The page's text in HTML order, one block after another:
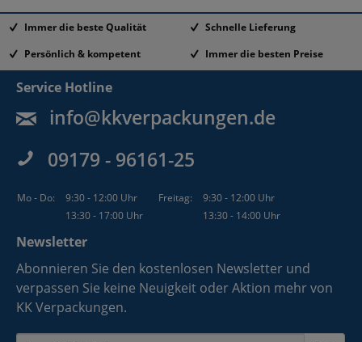
Immer die beste Qualität
Schnelle Lieferung
Persönlich & kompetent
Immer die besten Preise
Service Hotline
info@kkverpackungen.de
09179 - 96161-25
Mo - Do: 9:30 - 12:00 Uhr Freitag:
9:30 - 12:00 Uhr
13:30 - 17:00 Uhr
13:30 - 14:00 Uhr
Newsletter
Abonnieren Sie den kostenlosen Newsletter und
verpassen Sie keine Neuigkeit oder Aktion mehr von
KK Verpackungen.